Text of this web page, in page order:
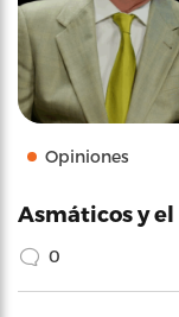
Opiniones
Asmáticos y
0